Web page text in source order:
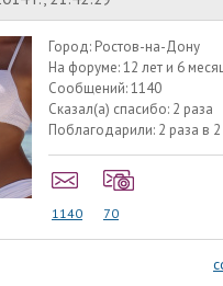
Город: Ростов-на-Дону
На форуме:12 лет и 6
Сообщений:1140
Сказал(а) спасибо: 2 раза
Поблагодарили: 2 раза в
1140 70